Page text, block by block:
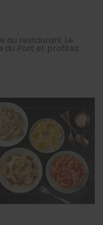
au restaurant Le
du Port et profitez